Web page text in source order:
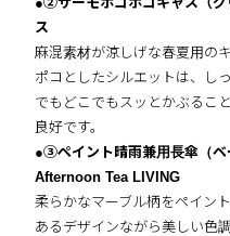
ス
麻混素材が涼しげな春夏用の
ポコとしたシルエットは、し
でもどこでもスッとかぶるこ
良好です。
●③ペイント晴雨兼用長傘（ベ
Afternoon Tea LIVING
柔らかなマーブル柄をペイン
あるデザインながら美しい色